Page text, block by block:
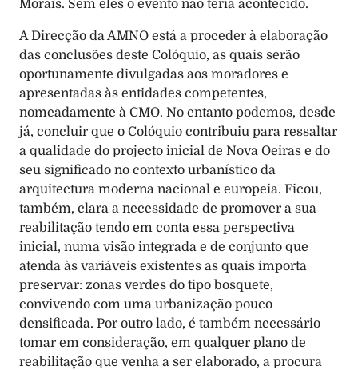
Morais. Sem eles o evento não teria acontecido.
A Direcção da AMNO está a proceder à elaboração
das conclusões deste Colóquio, as quais serão
oportunamente divulgadas aos moradores e
apresentadas às entidades competentes,
nomeadamente à CMO. No entanto podemos, desde
já, concluir que o Colóquio contribuiu para ressaltar
a qualidade do projecto inicial de Nova Oeiras e do
seu significado no contexto urbanístico da
arquitectura moderna nacional e europeia. Ficou,
também, clara a necessidade de promover a sua
reabilitação tendo em conta essa perspectiva
inicial, numa visão integrada e de conjunto que
atenda às variáveis existentes as quais importa
preservar: zonas verdes do tipo bosquete,
convivendo com uma urbanização pouco
densificada. Por outro lado, é também necessário
tomar em consideração, em qualquer plano de
reabilitação que venha a ser elaborado, a procura